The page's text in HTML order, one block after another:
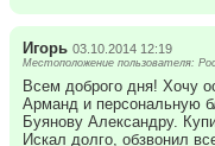
Игорь 03.10.2014 12:19
Местоположение пользователя:
Всем доброго дня! Хочу
Арманд и персональную
Буянову Александру.
Искал долго, обзвонил